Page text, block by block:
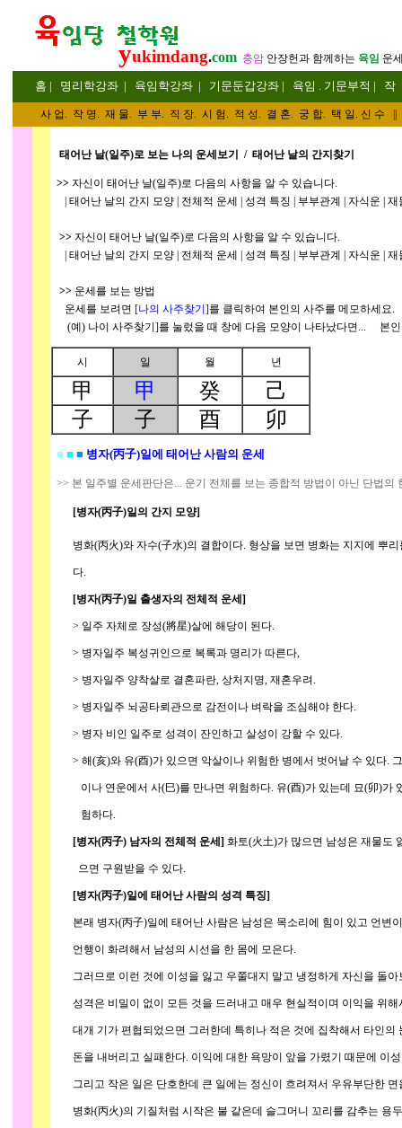
yukimdang.com 충암 안장헌과 함께하는 육임 운
홈 | 명리 학강좌 | 육임학강좌 | 기문둔갑강좌 | 육임 . 기문부적 | 작
사 업 . 작 명. 재 물. 부 부. 직 장. 시 험. 적 성. 결 혼. 궁 합. 택 일. 신 수
태어난 날(일주)로 보는 나의 운세보기 / 태어난 날의 간지찾기
>> 자신이 태어난 날(일주)로 다음의 사항을 알 수 있습니다.
| 태어난 날의 간지 모양 | 전체적 운세 | 성격 특징 | 부부관계 | 자식운 | 재
>> 자신이 태어난 날(일주)로 다음의 사항을 알 수 있습니다.
| 태어난 날의 간지 모양 | 전체적 운세 | 성격 특징 | 부부관계 | 자식운 | 재
>> 운세를 보는 방법
운세를 보려면 [나의 사주찾기 ]를 클릭하여 본인의 사주를 메모하세요.
(예) 나이 사주찾기 ]를 눌렀을 때 창에 다음 모양이 나타났다면... 본
시 일 월 년
甲 甲 癸
己
子
子 酉 卯
■ ■ ■ 병자(丙子)일에 태어난 사람의 운세
>> 본 일주별 운세판단은... 운기 전체를 보는 종합적 방법이 아닌 단법의
[병자(丙子)일의 간지 모양]
병화(丙火)와 자수(子水)의 결합이다. 형상을 보면 병화는 지지에 뿌리
다.
[병자(丙子)일 출생자의 전체적 운세]
> 일주 자체로 장성(將星)살에 해당이 된다.
> 병자일주 복성귀인으로 복록과 명리가 따른다,
> 병자일주 양착살로 결혼파란, 상처지명, 재혼우려.
> 병자일주 뇌공타뢰관으로 감전이나 벼락을 조심해야 한다.
> 병자 비인 일주로 성격이 잔인하고 살성이 강할 수 있다.
> 해(亥)와 유(酉)가 있으면 악살이나 위험한 병에서 벗어날 수 있다.
이나 연운에서 사(巳)를 만나면 위험하다. 유(酉)가 있는데 묘(卯)가
험하다.
[병자(丙子) 남자의 전체적 운세] 화토(火土)가 많으면 남성은 재물도
으면 구원받을 수 있다.
[병자(丙子)일에 태어난 사람의 성격 특징]
본래 병자(丙子)일에 태어난 사람은 남성은 목소리에 힘이 있고 언변
언행이 화려해서 남성의 시선을 한 몸에 모은다.
그러므로 이런 것에 이성을 잃고 우쭐대지 말고 냉정하게 자신을 돌아
성격은 비밀이 없이 모든 것을 드러내고 매우 현실적이며 이익을 위해
대개 기가 편협되었으면 그러한데 특히나 적은 것에 집착해서 타인의
돈을 내버리고 실패한다. 이익에 대한 욕망이 앞을 가렸기 때문에 이
그리고 작은 일은 단호한데 큰 일에는 정신이 흐려져서 우유부단한 면
병화(丙火)의 기질처럼 시작은 불 같은데 슬그머니 꼬리를 감추는 용